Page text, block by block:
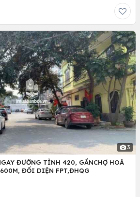
3
ĐƯỜNG TỈNH 420, GẦNCHỢ HOÀ
600M, ĐỐI DIỆN FPT,ĐHQG